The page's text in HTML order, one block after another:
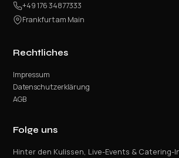
+49 176 34877333
Frankfurt am Main
Rechtliches
Impressum
Datenschutzerklärung
AGB
Folge uns
Hinter den Kulissen, Live-Events &